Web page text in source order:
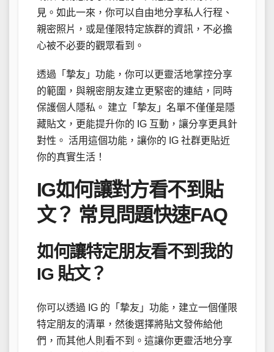
見。如此一來，你可以自由地分享私人行程、
親密照片，或是僅限特定族群的資訊，不必擔
心被不必要的觀眾看到。
透過「摯友」功能，你可以更靈活地掌控分享
的範圍，與親密朋友建立更緊密的連結，同時
保護個人隱私。 建立「摯友」名單不僅僅是隱
藏貼文，更能提升你的 IG 互動，讓分享更具針
對性。 活用這個功能，讓你的 IG 社群更貼近
你的真實生活！
IG如何讓對方看不到貼
文？ 常見問題快速FAQ
如何讓特定朋友看不到我的
IG 貼文？
你可以透過 IG 的「摯友」功能，建立一個僅限
特定朋友的清單，然後選擇將貼文發佈給他
們，而其他人則看不到。這讓你更靈活地分享